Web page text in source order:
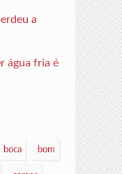
a
água fria é
boca bom